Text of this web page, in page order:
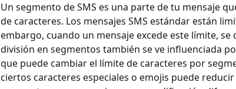
Un segmento de SMS es una parte de tu mensaje
de caracteres. Los mensajes SMS estándar están
embargo, cuando un mensaje excede este límite, se
división en segmentos también se ve influenciada
que puede cambiar el límite de caracteres por
ciertos caracteres especiales o emojis puede